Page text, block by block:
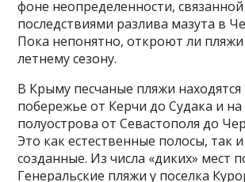
фоне неопределенности, связанной
последствиями разлива мазута в
Пока непонятно, откроют ли
летнему сезону.
В Крыму песчаные пляжи
побережье от Керчи до Судака и на
полуострова от Севастополя до
Это как естественные полосы, так
созданные. Из числа «диких» мест
Генеральские пляжи у поселка